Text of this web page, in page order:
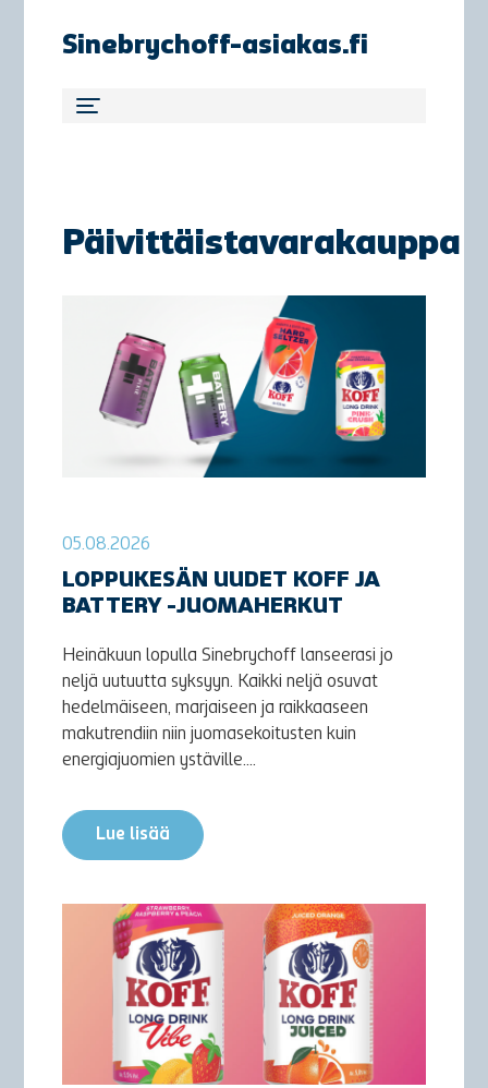
Sinebrychoff-asiakas.fi
Päivittäistavarakauppa
05.08.2026
LOPPUKESÄN UUDET KOFF JA
BATTERY -JUOMAHERKUT
Heinäkuun lopulla Sinebrychoff lanseerasi jo
neljä uutuutta syksyyn. Kaikki neljä osuvat
hedelmäiseen, marjaiseen ja raikkaaseen
makutrendiin niin juomasekoitusten kuin
energiajuomien ystäville....
Lue lisää